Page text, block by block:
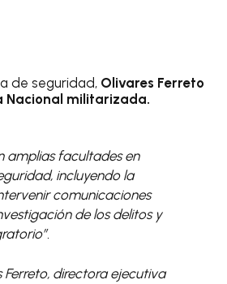
de seguridad, Olivares Ferreto
Nacional militarizada.
amplias facultades en
incluyendo la
comunicaciones
de los delitos y
Ferreto, directora ejecutiva